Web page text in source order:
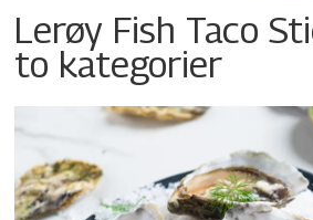
Lerøy Fish Taco
to kategorier